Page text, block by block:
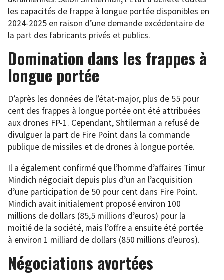
les capacités de frappe à longue portée disponibles en
2024-2025 en raison d’une demande excédentaire de
la part des fabricants privés et publics.
Domination dans les frappes à
longue portée
D’après les données de l’état-major, plus de 55 pour
cent des frappes à longue portée ont été attribuées
aux drones FP-1. Cependant, Shtilerman a refusé de
divulguer la part de Fire Point dans la commande
publique de missiles et de drones à longue portée.
Il a également confirmé que l’homme d’affaires Timur
Mindich négociait depuis plus d’un an l’acquisition
d’une participation de 50 pour cent dans Fire Point.
Mindich avait initialement proposé environ 100
millions de dollars (85,5 millions d’euros) pour la
moitié de la société, mais l’offre a ensuite été portée
à environ 1 milliard de dollars (850 millions d’euros).
Négociations avortées